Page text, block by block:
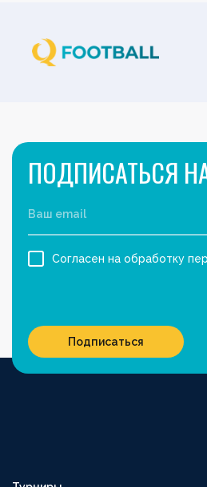
ПОДПИСАТЬСЯ
Согласен на обработку
Подписаться